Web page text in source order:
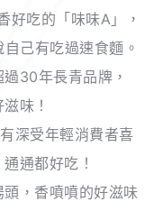
好吃的「味味A」，
己有吃過速食麵。
30年長青品牌，
味！
深受年輕消費者喜
通都好吃！
，香噴噴的好滋味